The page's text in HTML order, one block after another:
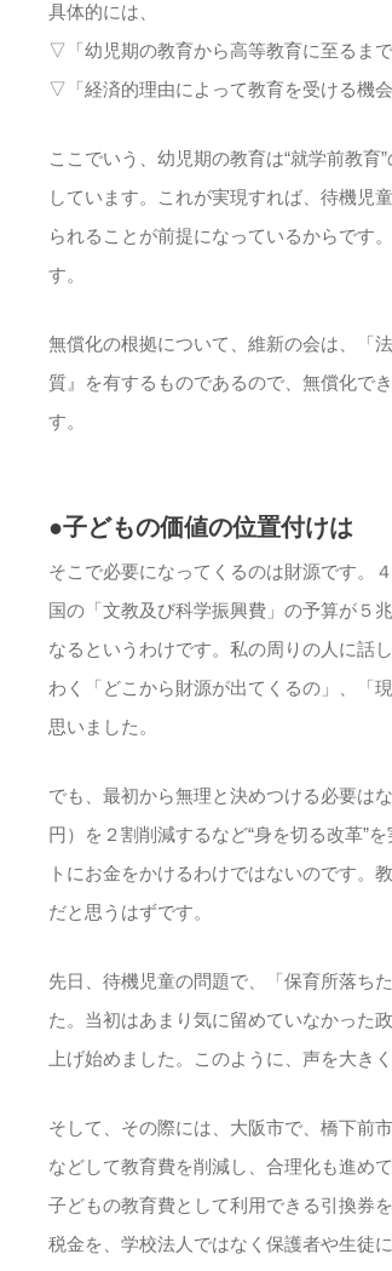
具体的には、
▽「幼児期の教育から高等教育に至るま
▽「経済的理由によって教育を受ける機
ここでいう、幼児期の教育は“就学前教
しています。これが実現すれば、待機児
られることが前提になっているからです
す。
無償化の根拠について、維新の会は、「
質』を有するものであるので、無償化で
す。
●子どもの価値の位置付けは
そこで必要になってくるのは財源です。
国の「文教及び科学振興費」の予算が５
なるというわけです。私の周りの人に話
わく「どこから財源が出てくるの」、「
思いました。
でも、最初から無理と決めつける必要は
円）を２割削減するなど“身を切る改革”
トにお金をかけるわけではないのです。
だと思うはずです。
先日、待機児童の問題で、「保育所落ち
た。当初はあまり気に留めていなかった
上げ始めました。このように、声を大き
そして、その際には、大阪市で、橋下前
などして教育費を削減し、合理化も進め
子どもの教育費として利用できる引換券
税金を、学校法人ではなく保護者や生徒